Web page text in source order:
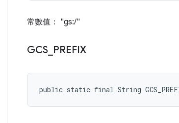
常數值： "gs:/"
GCS PREFIX
public static final String